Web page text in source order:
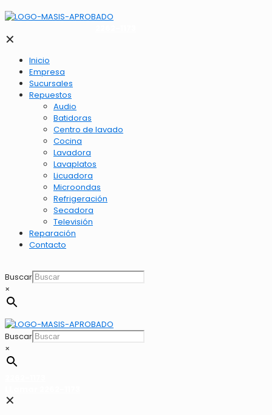
✕
Inicio
Empresa
Sucursales
Repuestos
Audio
Batidoras
Centro de lavado
Cocina
Lavadora
Lavaplatos
Licuadora
Microondas
Refrigeración
Secadora
Televisión
Reparación
Contacto
Buscar
×
Buscar
×
✕